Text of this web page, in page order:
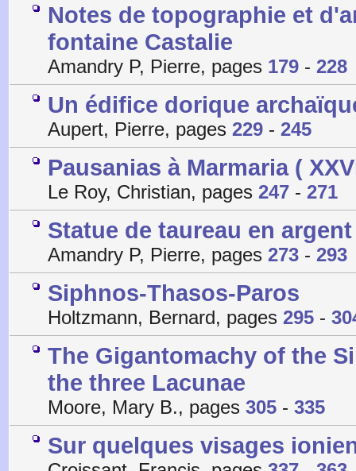
Notes de topographie et
fontaine Castalie
Amandry P, Pierre, pages 179 - 228
Un édifice dorique
Aupert, Pierre, pages 229 - 245
Pausanias à Marmaria (
Le Roy, Christian, pages 247 - 271
Statue de taureau en argent
Amandry P, Pierre, pages 273 - 293
Siphnos-Thasos-Paros
Holtzmann, Bernard, pages 295 -
The Gigantomachy of the
the three Lacunae
Moore, Mary B., pages 305 - 335
Sur quelques visages